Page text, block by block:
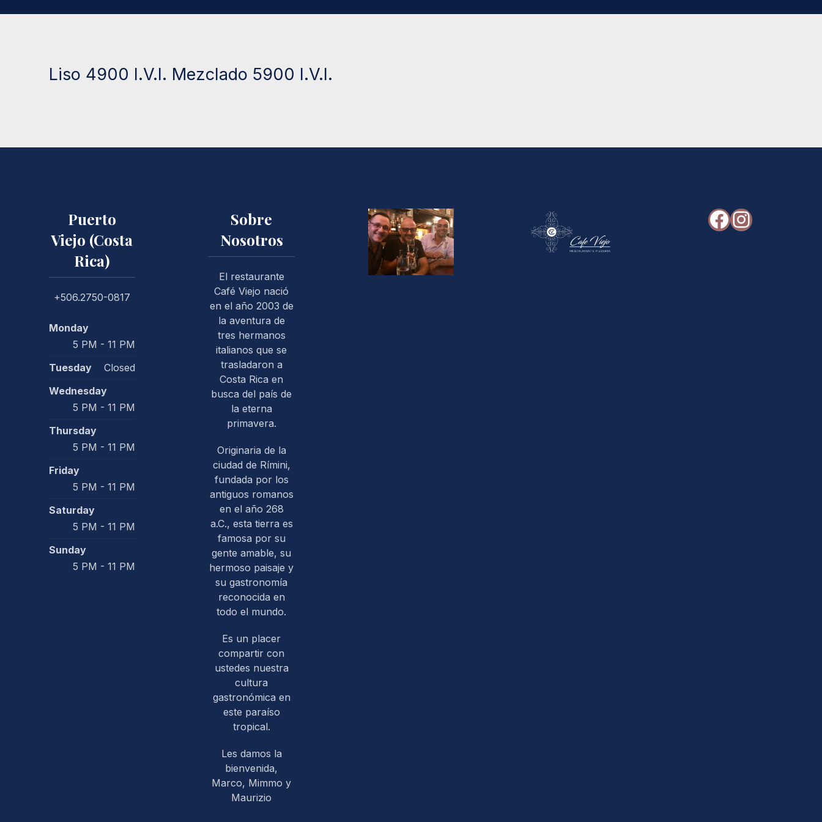
Liso 4900 I.V.I. Mezclado 5900 I.V.I.
Puerto
Viejo (Costa
Rica)
+506.2750-0817
Monday
5 PM - 11 PM
Tuesday
Closed
Wednesday
5 PM - 11 PM
Thursday
5 PM - 11 PM
Friday
5 PM - 11 PM
Saturday
5 PM - 11 PM
Sunday
5 PM - 11 PM
Sobre
Nosotros
El restaurante
Café Viejo nació
en el año 2003 de
la aventura de
tres hermanos
italianos que se
trasladaron a
Costa Rica en
busca del país de
la eterna
primavera.
Originaria de la
ciudad de Rímini,
fundada por los
antiguos romanos
en el año 268
a.C., esta tierra es
famosa por su
gente amable, su
hermoso paisaje y
su gastronomía
reconocida en
todo el mundo.
Es un placer
compartir con
ustedes nuestra
cultura
gastronómica en
este paraíso
tropical.
Les damos la
bienvenida,
Marco, Mimmo y
Maurizio
Facebook
PREVIOUS